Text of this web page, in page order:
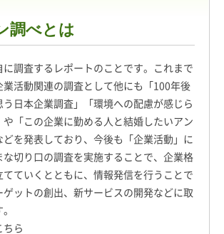
調べとは
に調査するレポートのことです。これまで
業活動関連の調査として他にも「100年後
う日本企業調査」「環境への配慮が感じら
や「この企業に勤める人と結婚したいアン
どを発表しており、今後も「企業活動」に
な切り口の調査を実施することで、企業格
てていくとともに、情報発信を行うことで
ゲットの創出、新サービスの開発などに取
ちら